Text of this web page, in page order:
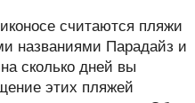
считаются пляжи
названиями Парадайз и
сколько дней вы
этих пляжей